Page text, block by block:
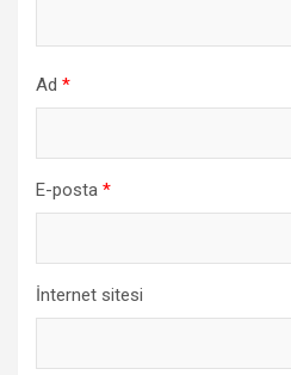
Ad *
E-posta *
İnternet sitesi